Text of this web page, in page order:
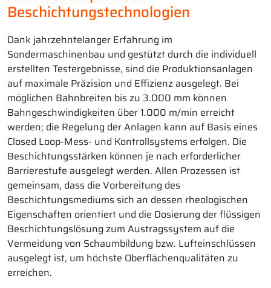
Beschichtungstechnologien
Dank jahrzehntelanger Erfahrung im
Sondermaschinenbau und gestützt durch die individuell
erstellten Testergebnisse, sind die Produktionsanlagen
auf maximale Präzision und Effizienz ausgelegt. Bei
möglichen Bahnbreiten bis zu 3.000 mm können
Bahngeschwindigkeiten über 1.000 m/min erreicht
werden; die Regelung der Anlagen kann auf Basis eines
Closed Loop-Mess- und Kontrollsystems erfolgen. Die
Beschichtungsstärken können je nach erforderlicher
Barrierestufe ausgelegt werden. Allen Prozessen ist
gemeinsam, dass die Vorbereitung des
Beschichtungsmediums sich an dessen rheologischen
Eigenschaften orientiert und die Dosierung der flüssigen
Beschichtungslösung zum Austragssystem auf die
Vermeidung von Schaumbildung bzw. Lufteinschlüssen
ausgelegt ist, um höchste Oberflächenqualitäten zu
erreichen.